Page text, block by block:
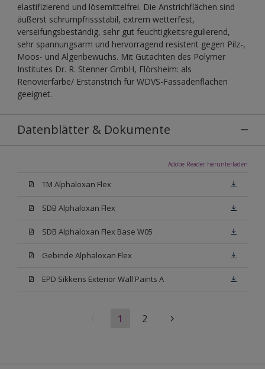
elastifizierend und lösemittelfrei. Die Anstrichflächen sind
äußerst schrumpfrissstabil, extrem wetterfest,
verseifungsbeständig, sehr gut feuchtigkeitsregulierend,
sehr spannungsarm und hervorragend resistent gegen Pilz-,
Moos- und Algenbewuchs. Mit Gutachten des Polymer
Institutes Dr. R. Stenner GmbH, Flörsheim: als
Renovierfarbe/ Erstanstrich für WDVS-Fassadenflächen
geeignet.
Datenblätter & Dokumente
Adobe Reader herunterladen
TM Alphaloxan Flex
SDB Alphaloxan Flex
SDB Alphaloxan Flex Base W05
Gebinde Alphaloxan Flex
EPD Sikkens Exterior Wall Paints A
1 2